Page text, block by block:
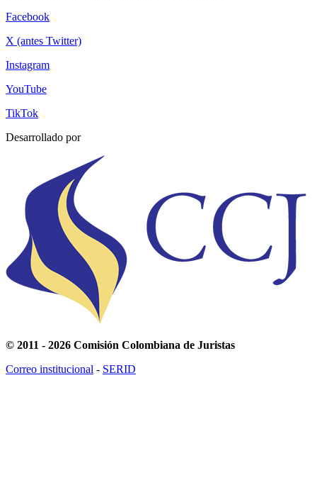
Facebook
X (antes Twitter)
Instagram
YouTube
TikTok
Desarrollado por
© 2011 - 2026 Comisión Colombiana de Juristas
Correo institucional - SERID